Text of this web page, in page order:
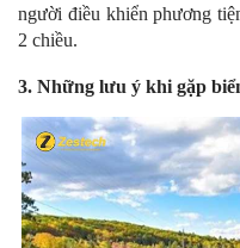
người điều khiển phương
2 chiều.
3. Những lưu ý khi gặp